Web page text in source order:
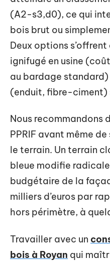
(A2-s3,d0), ce qui
bois brut ou
Deux options
ignifugé en usine
au bardage standard)
(enduit, fibre-ciment)
Nous recommandons
PPRIF avant même
le terrain. Un terrain
bleue modifie
budgétaire de la
milliers d’euros par
hors périmètre, à
Travailler avec un
bois à Royan qui